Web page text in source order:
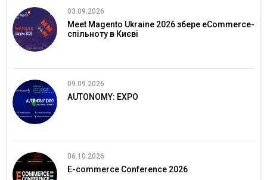
03.09.2026
Meet Magento Ukraine 2026 збере eCommerce-
спільноту в Києві
09.09.2026
AUTONOMY: EXPO
06.10.2026
E-commerce Conference 2026